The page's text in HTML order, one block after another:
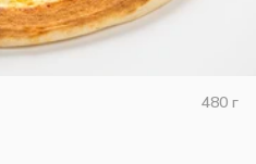
480 г